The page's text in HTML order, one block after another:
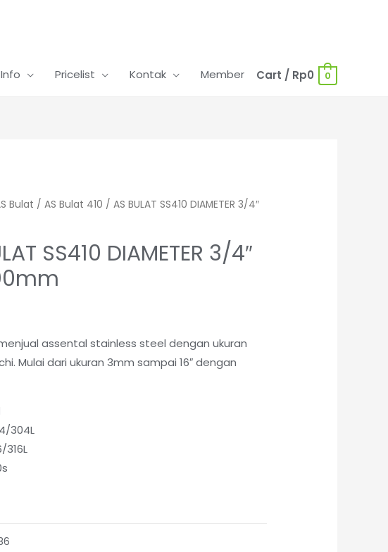
Info Pricelist Kontak Member Cart / Rp0 0
Bulat / AS Bulat 410 / AS BULAT SS410 DIAMETER 3/4″
SS410 DIAMETER 3/4″
assental stainless steel dengan ukuran
Mulai dari ukuran 3mm sampai 16″ dengan
304L
316L